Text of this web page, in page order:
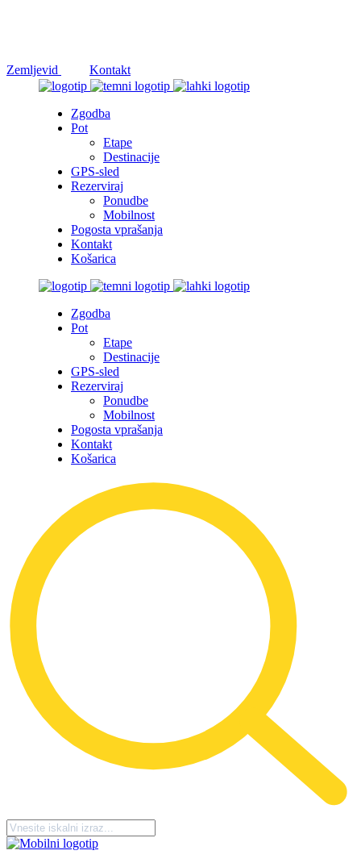
Zemljevid Kontakt
Zgodba
Pot
Etape
Destinacije
GPS-sled
Rezerviraj
Ponudbe
Mobilnost
Pogosta vprašanja
Kontakt
Košarica
Zgodba
Pot
Etape
Destinacije
GPS-sled
Rezerviraj
Ponudbe
Mobilnost
Pogosta vprašanja
Kontakt
Košarica